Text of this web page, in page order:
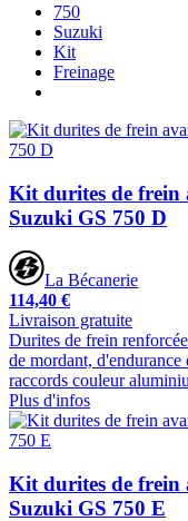
750
Suzuki
Kit
Freinage
Kit durites de frein
Suzuki GS 750 D
La Bécanerie
114,40 €
Livraison gratuite
Durites de frein
de mordant,
raccords couleur
Plus d'infos
Kit durites de frein
Suzuki GS 750 E